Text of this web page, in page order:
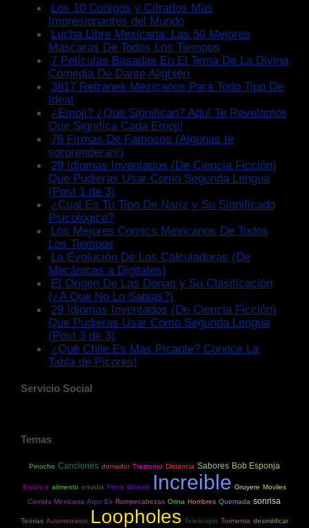
Los 10 Codigos y Cifrados Mas
Impresionantes del Mundo
Lucha Libre Mexicana: Las 50 Mejores
Mascaras De Todos Los Tiempos
7 Películas Basadas En El Tema De La Divina
Comedia De Dante Alighieri
3817 Refranes Mexicanos Para Todo Tipo De
Idea!
¿Emoji? ¿Que Significan? Aquí Te Revelamos
Que Significa Cada Emoji!
76 Firmas De Famosos (Algunas te
sorprenderan!)
29 Idiomas Inventados (De Ciencia Ficción)
Que Pudieras Usar Como Segunda Lengua
(Post 1 de 3)
¿Cual Es Tu Tipo De Nariz y Su Significado
Psicologico?
Los Mejores Comics Mexicanos De Todos
Los Tiempos
La Evolución De Las Calculadoras (De
Mecánicas a Digitales)
El Origen De Las Donas y Su Clasificación
(¿A Que No Lo Sabias?)
29 Idiomas Inventados (De Ciencia Ficción)
Que Pudieras Usar Como Segunda Lengua
(Post 3 de 3)
¿Qué Chile Es Mas Picante? Conoce La
Tabla de Picores!
Servicio Social
Temas
Pinocho Canciones domador Trastorno Distancia Sabores Bob Esponja
Balance alimento envidia Ferris Wheels Increible Gruyere Moviles
Comida Mexicana Aqor Es Rompecabezas Orina Hombres Quemada sonrisa
Teorias Autorretraros Loopholes Telescopio Tormenta desmitificar